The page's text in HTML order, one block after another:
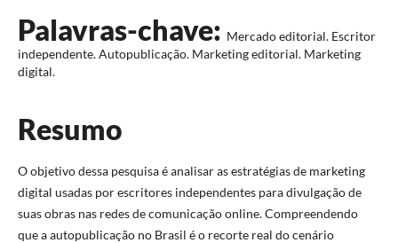
Palavras-chave: Mercado editorial. Escritor
independente. Autopublicação. Marketing editorial. Marketing
digital.
Resumo
O objetivo dessa pesquisa é analisar as estratégias de marketing
digital usadas por escritores independentes para divulgação de
suas obras nas redes de comunicação online. Compreendendo
que a autopublicação no Brasil é o recorte real do cenário